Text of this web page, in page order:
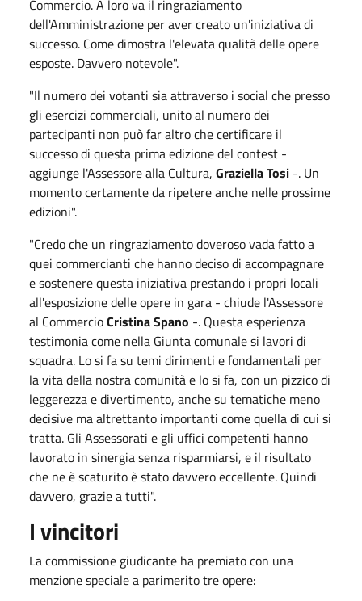
Commercio. A loro va il ringraziamento
dell'Amministrazione per aver creato un'iniziativa di
successo. Come dimostra l'elevata qualità delle opere
esposte. Davvero notevole".
"Il numero dei votanti sia attraverso i social che presso
gli esercizi commerciali, unito al numero dei
partecipanti non può far altro che certificare il
successo di questa prima edizione del contest -
aggiunge l'Assessore alla Cultura, Graziella Tosi -. Un
momento certamente da ripetere anche nelle prossime
edizioni".
"Credo che un ringraziamento doveroso vada fatto a
quei commercianti che hanno deciso di accompagnare
e sostenere questa iniziativa prestando i propri locali
all'esposizione delle opere in gara - chiude l'Assessore
al CommercioCristina Spano -. Questa esperienza
testimonia come nella Giunta comunale si lavori di
squadra. Lo si fa su temi dirimenti e fondamentali per
la vita della nostra comunità e lo si fa, con un pizzico di
leggerezza e divertimento, anche su tematiche meno
decisive ma altrettanto importanti come quella di cui si
tratta. Gli Assessorati e gli uffici competenti hanno
lavorato in sinergia senza risparmiarsi, e il risultato
che ne è scaturito è stato davvero eccellente. Quindi
davvero, grazie a tutti".
I vincitori
La commissione giudicante ha premiato con una
menzione speciale a parimerito tre opere: